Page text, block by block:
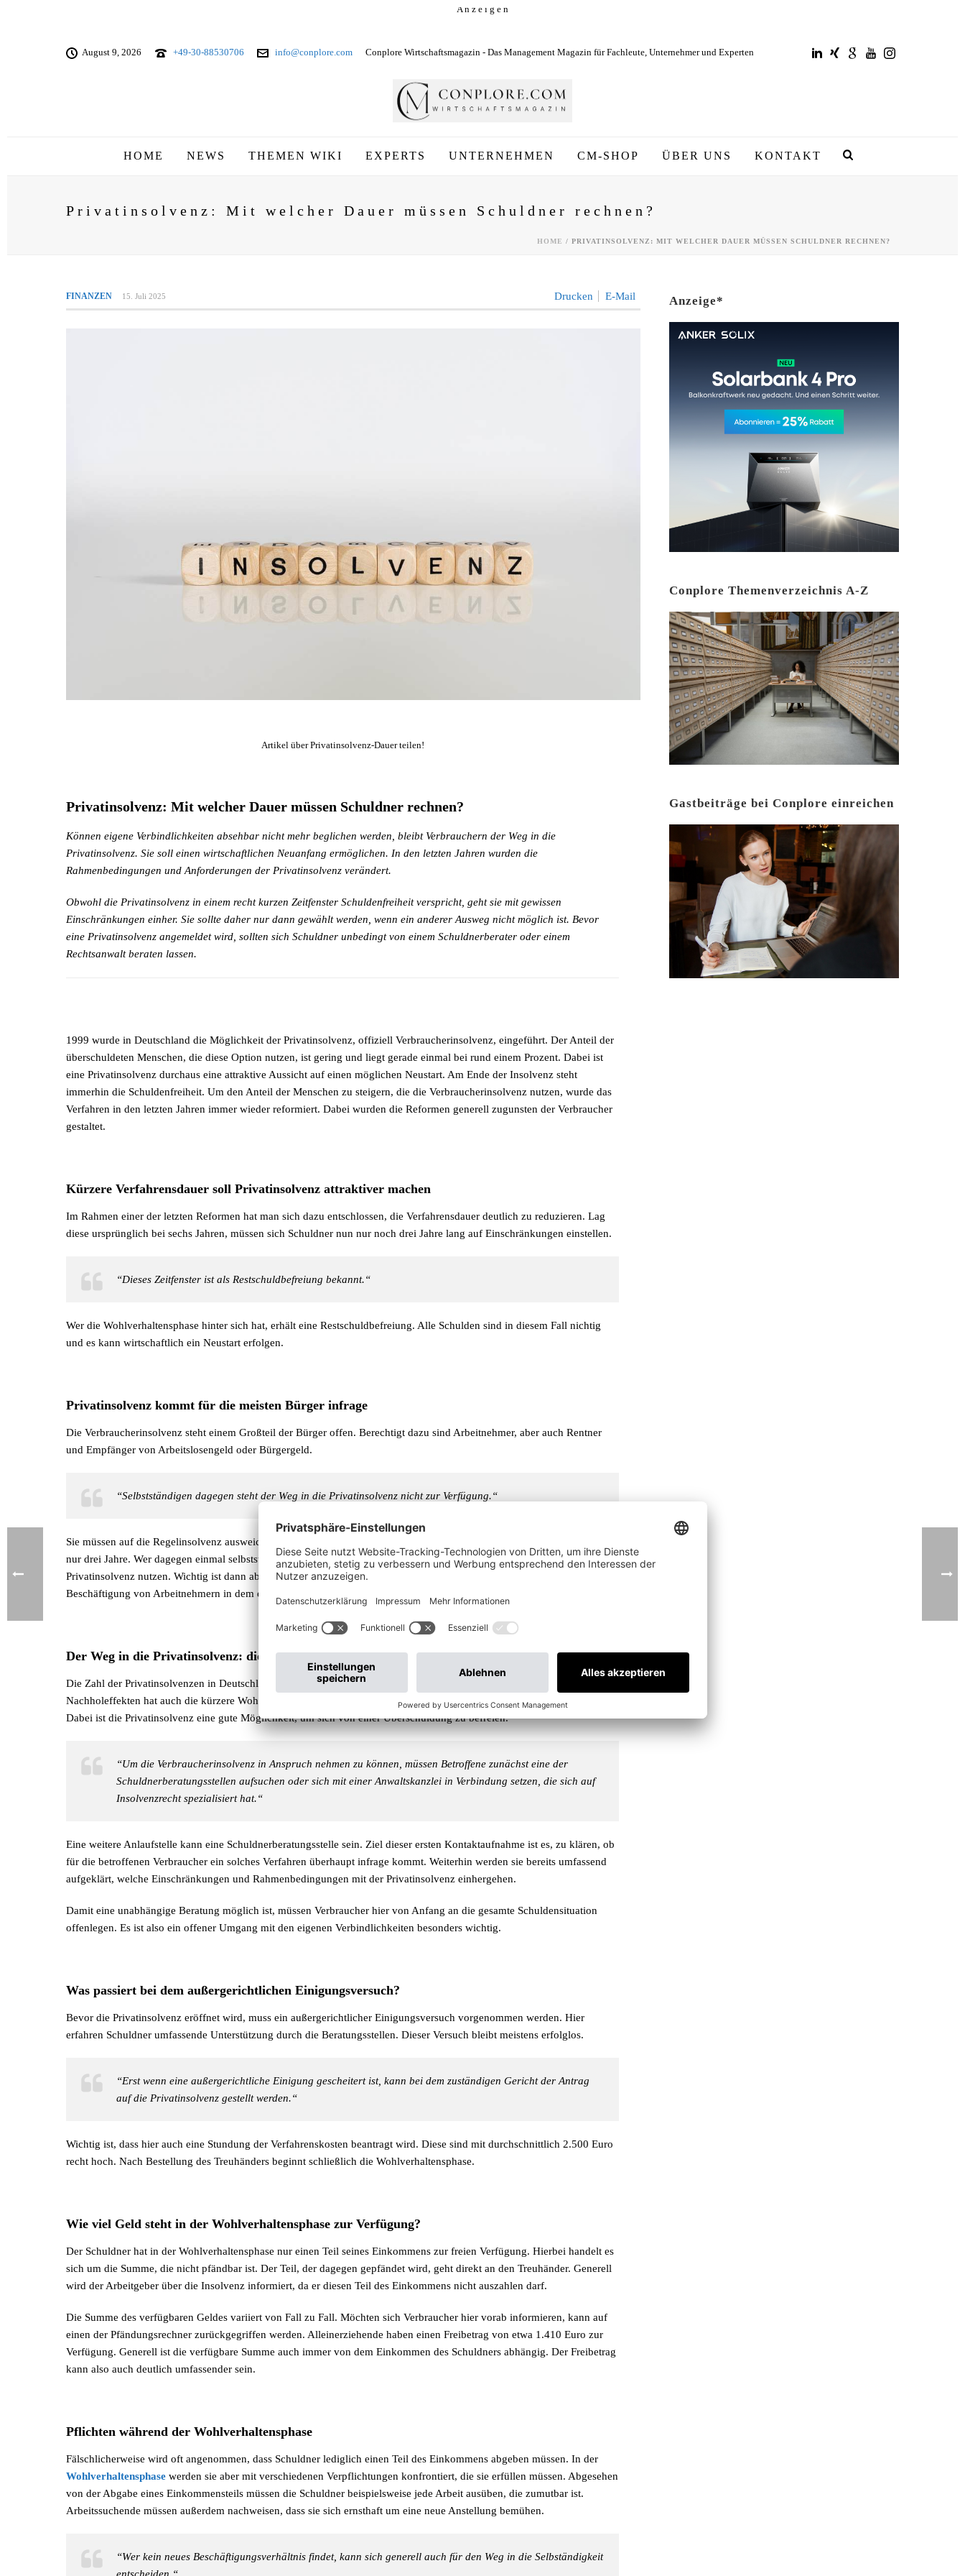
A n z e i g e n
August 9, 2026 +49-30-88530706 info@conplore.com Conplore Wirtschaftsmagazin - Das Management Magazin für Fachleute, Unternehmer und Experten
HOME NEWS THEMEN WIKI EXPERTS UNTERNEHMEN CM-SHOP ÜBER UNS KONTAKT
Privatinsolvenz: Mit welcher Dauer müssen Schuldner rechnen?
HOME / PRIVATINSOLVENZ: MIT WELCHER DAUER MÜSSEN SCHULDNER RECHNEN?
Drucken E-Mail
FINANZEN 15. Juli 2025
Artikel über Privatinsolvenz-Dauer teilen!
Privatinsolvenz: Mit welcher Dauer müssen Schuldner rechnen?
Können eigene Verbindlichkeiten absehbar nicht mehr beglichen werden, bleibt Verbrauchern der Weg in die
Privatinsolvenz. Sie soll einen wirtschaftlichen Neuanfang ermöglichen. In den letzten Jahren wurden die
Rahmenbedingungen und Anforderungen der Privatinsolvenz verändert.
Obwohl die Privatinsolvenz in einem recht kurzen Zeitfenster Schuldenfreiheit verspricht, geht sie mit gewissen
Einschränkungen einher. Sie sollte daher nur dann gewählt werden, wenn ein anderer Ausweg nicht möglich ist. Bevor
eine Privatinsolvenz angemeldet wird, sollten sich Schuldner unbedingt von einem Schuldnerberater oder einem
Rechtsanwalt beraten lassen.
1999 wurde in Deutschland die Möglichkeit der Privatinsolvenz, offiziell Verbraucherinsolvenz, eingeführt. Der Anteil der
überschuldeten Menschen, die diese Option nutzen, ist gering und liegt gerade einmal bei rund einem Prozent. Dabei ist
eine Privatinsolvenz durchaus eine attraktive Aussicht auf einen möglichen Neustart. Am Ende der Insolvenz steht
immerhin die Schuldenfreiheit. Um den Anteil der Menschen zu steigern, die die Verbraucherinsolvenz nutzen, wurde das
Verfahren in den letzten Jahren immer wieder reformiert. Dabei wurden die Reformen generell zugunsten der Verbraucher
gestaltet.
Kürzere Verfahrensdauer soll Privatinsolvenz attraktiver machen
Im Rahmen einer der letzten Reformen hat man sich dazu entschlossen, die Verfahrensdauer deutlich zu reduzieren. Lag
diese ursprünglich bei sechs Jahren, müssen sich Schuldner nun nur noch drei Jahre lang auf Einschränkungen einstellen.
“Dieses Zeitfenster ist als Restschuldbefreiung bekannt.“
Wer die Wohlverhaltensphase hinter sich hat, erhält eine Restschuldbefreiung. Alle Schulden sind in diesem Fall nichtig
und es kann wirtschaftlich ein Neustart erfolgen.
Privatinsolvenz kommt für die meisten Bürger infrage
Die Verbraucherinsolvenz steht einem Großteil der Bürger offen. Berechtigt dazu sind Arbeitnehmer, aber auch Rentner
und Empfänger von Arbeitslosengeld oder Bürgergeld.
“Selbstständigen dagegen steht der Weg in die Privatinsolvenz nicht zur Verfügung.“
Sie müssen auf die Regelinsolvenz ausweichen. In diesem Fall beträgt aber die
nur drei Jahre. Wer dagegen einmal selbstständig war und jetzt nicht mehr als 19 Gläubiger hat, kann wiederum die
Privatinsolvenz nutzen. Wichtig ist dann aber, dass keinerlei Schulden vorliegen, die sich aus der ehemaligen
Beschäftigung von Arbeitnehmern in dem eigenen Unternehmen ergeben.
Der Weg in die Privatinsolvenz: die ersten Schritte
Die Zahl der Privatinsolvenzen in Deutschland ist in den letzten Jahren recht stabil. Ausgenommen von kurzfristigen
Nachholeffekten hat auch die kürzere Wohlverhaltensphase nicht zu mehr Insolvenz bei den Verbrauchern beigetragen.
Dabei ist die Privatinsolvenz eine gute Möglichkeit, um sich von einer Überschuldung zu befreien.
“Um die Verbraucherinsolvenz in Anspruch nehmen zu können, müssen Betroffene zunächst eine der
Schuldnerberatungsstellen aufsuchen oder sich mit einer Anwaltskanzlei in Verbindung setzen, die sich auf
Insolvenzrecht spezialisiert hat.“
Eine weitere Anlaufstelle kann eine Schuldnerberatungsstelle sein. Ziel dieser ersten Kontaktaufnahme ist es, zu klären, ob
für die betroffenen Verbraucher ein solches Verfahren überhaupt infrage kommt. Weiterhin werden sie bereits umfassend
aufgeklärt, welche Einschränkungen und Rahmenbedingungen mit der Privatinsolvenz einhergehen.
Damit eine unabhängige Beratung möglich ist, müssen Verbraucher hier von Anfang an die gesamte Schuldensituation
offenlegen. Es ist also ein offener Umgang mit den eigenen Verbindlichkeiten besonders wichtig.
Was passiert bei dem außergerichtlichen Einigungsversuch?
Bevor die Privatinsolvenz eröffnet wird, muss ein außergerichtlicher Einigungsversuch vorgenommen werden. Hier
erfahren Schuldner umfassende Unterstützung durch die Beratungsstellen. Dieser Versuch bleibt meistens erfolglos.
“Erst wenn eine außergerichtliche Einigung gescheitert ist, kann bei dem zuständigen Gericht der Antrag
auf die Privatinsolvenz gestellt werden.“
Wichtig ist, dass hier auch eine Stundung der Verfahrenskosten beantragt wird. Diese sind mit durchschnittlich 2.500 Euro
recht hoch. Nach Bestellung des Treuhänders beginnt schließlich die Wohlverhaltensphase.
Wie viel Geld steht in der Wohlverhaltensphase zur Verfügung?
Der Schuldner hat in der Wohlverhaltensphase nur einen Teil seines Einkommens zur freien Verfügung. Hierbei handelt es
sich um die Summe, die nicht pfändbar ist. Der Teil, der dagegen gepfändet wird, geht direkt an den Treuhänder. Generell
wird der Arbeitgeber über die Insolvenz informiert, da er diesen Teil des Einkommens nicht auszahlen darf.
Die Summe des verfügbaren Geldes variiert von Fall zu Fall. Möchten sich Verbraucher hier vorab informieren, kann auf
einen der Pfändungsrechner zurückgegriffen werden. Alleinerziehende haben einen Freibetrag von etwa 1.410 Euro zur
Verfügung. Generell ist die verfügbare Summe auch immer von dem Einkommen des Schuldners abhängig. Der Freibetrag
kann also auch deutlich umfassender sein.
Pflichten während der Wohlverhaltensphase
Fälschlicherweise wird oft angenommen, dass Schuldner lediglich einen Teil des Einkommens abgeben müssen. In der
Wohlverhaltensphase werden sie aber mit verschiedenen Verpflichtungen konfrontiert, die sie erfüllen müssen. Abgesehen
von der Abgabe eines Einkommensteils müssen die Schuldner beispielsweise jede Arbeit ausüben, die zumutbar ist.
Arbeitssuchende müssen außerdem nachweisen, dass sie sich ernsthaft um eine neue Anstellung bemühen.
“Wer kein neues Beschäftigungsverhältnis findet, kann sich generell auch für den Weg in die Selbständigkeit
Anzeige*
Conplore Themenverzeichnis A-Z
Gastbeiträge bei Conplore einreichen